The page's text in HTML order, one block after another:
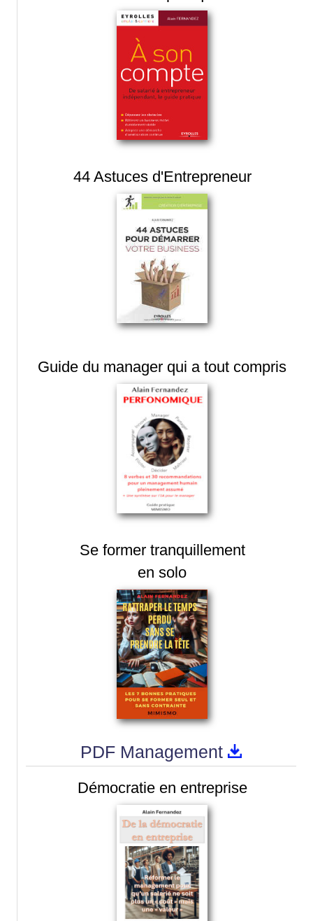
44 Astuces d'Entrepreneur
Guide du manager qui a tout compris
Se former tranquillement
en solo
PDF Management
Démocratie en entreprise